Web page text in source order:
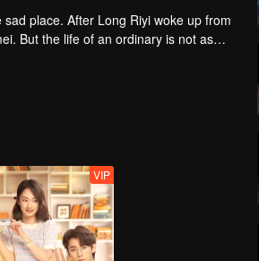
place. After Long Riyi woke up from
But the life of an ordinary is not as
Riyi and began to compete for the
VIP